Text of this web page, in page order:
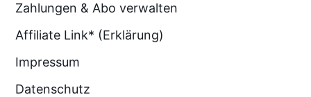
Zahlungen & Abo verwalten
Affiliate Link* (Erklärung)
Impressum
Datenschutz